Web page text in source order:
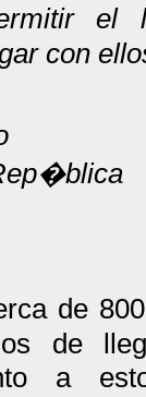
con
de
de
a